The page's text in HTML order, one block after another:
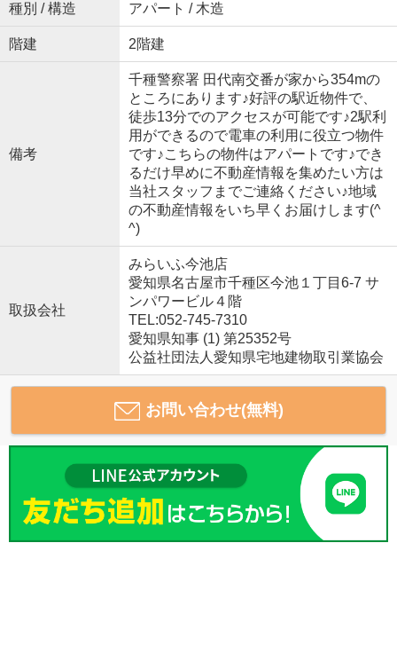
種別 / 構造 アパート / 木造
階建 2階建
備考
千種警察署 田代南交番が家から354mの
ところにあります♪好評の駅近物件で、
徒歩13分でのアクセスが可能です♪2駅利
用ができるので電車の利用に役立つ物件
です♪こちらの物件はアパートです♪でき
るだけ早めに不動産情報を集めたい方は
当社スタッフまでご連絡ください♪地域
の不動産情報をいち早くお届けします(^
^)
取扱会社
みらいふ今池店
愛知県名古屋市千種区今池１丁目6-7 サ
ンパワービル４階
TEL:052-745-7310
愛知県知事 (1) 第25352号
公益社団法人愛知県宅地建物取引業協会
お問い合わせ(無料)